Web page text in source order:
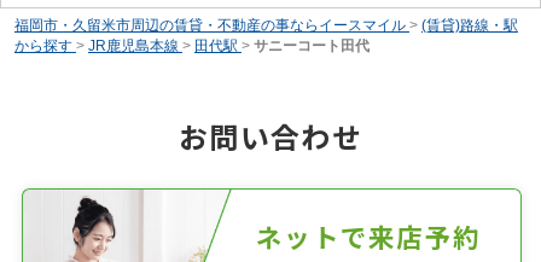
福岡市・久留米市周辺の賃貸・不動産の事ならイースマイル > (賃貸)路線・駅
から探す > JR鹿児島本線 > 田代駅 > サニーコート田代
お問い合わせ
ネットで来店予約